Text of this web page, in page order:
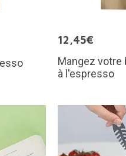
12,45€
Mangez votre
à l'espresso